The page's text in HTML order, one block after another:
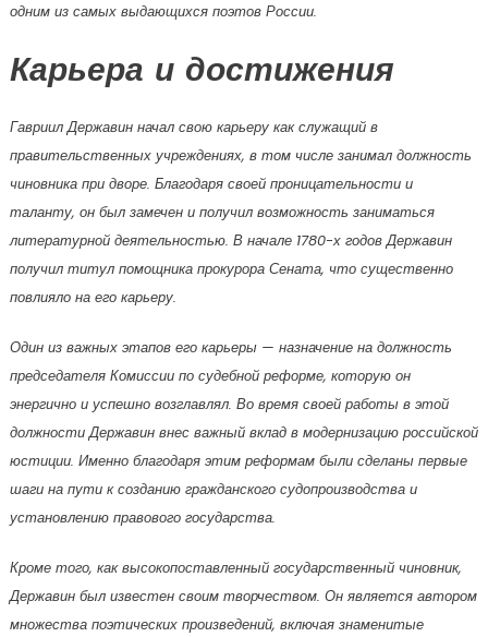
одним из самых выдающихся поэтов России.
Карьера и достижения
Гавриил Державин начал свою карьеру как служащий в
правительственных учреждениях, в том числе занимал должность
чиновника при дворе. Благодаря своей проницательности и
таланту, он был замечен и получил возможность заниматься
литературной деятельностью. В начале 1780-х годов Державин
получил титул помощника прокурора Сената, что существенно
повлияло на его карьеру.
Один из важных этапов его карьеры — назначение на должность
председателя Комиссии по судебной реформе, которую он
энергично и успешно возглавлял. Во время своей работы в этой
должности Державин внес важный вклад в модернизацию российской
юстиции. Именно благодаря этим реформам были сделаны первые
шаги на пути к созданию гражданского судопроизводства и
установлению правового государства.
Кроме того, как высокопоставленный государственный чиновник,
Державин был известен своим творчеством. Он является автором
множества поэтических произведений, включая знаменитые